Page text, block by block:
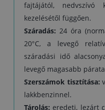
fajtájától, nedvszívó
kezelésétől függően.
Száradás: 24 óra
20°C, a levegő
száradási idő
levegő magasabb
Szerszámok tisztítása:
lakkbenzinnel.
Tárolás: eredeti, lezárt